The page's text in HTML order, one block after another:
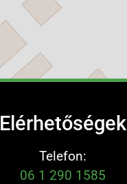
Elérhetőségek
Telefon:
06 1 290 1585